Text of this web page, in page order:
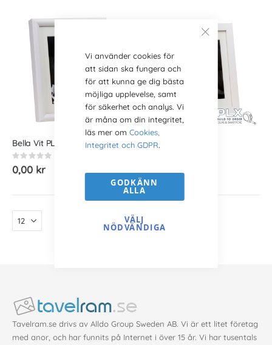
Vi använder cookies för
att sidan ska fungera och
för att kunna ge dig bästa
möjliga upplevelse, samt
för säkerhet och analys. Vi
är måna om din integritet,
läs mer om Cookies,
Integritet och GDPR.
GODKÄNN
ALLA
VÄLJ
NÖDVÄNDIGA
Bella Vit PLX
Rating:
0%
0,00 kr
Slut i lager
Ivar Vit PLX
Tavelram.se drivs av Alldo Group Sweden AB. Vi är ett litet företag
med anor, och har funnits på Internet i över 15 år. Vi har tusentals